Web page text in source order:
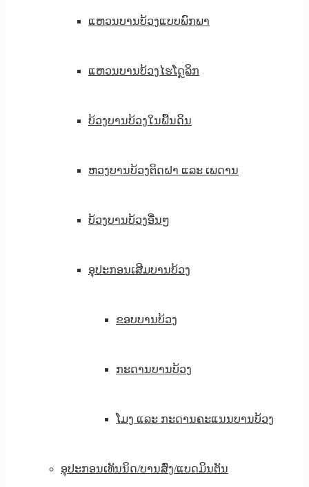
ແຫວນບານບ້ວງແບບພົກພາ
ແຫວນບານບ້ວງໄຮໂດຼລິກ
ບ້ວງບານບ້ວງໃນພື້ນດິນ
ຫວງບານບ້ວງຕິດຝາ ແລະ ເພດານ
ບ້ວງບານບ້ວງອື່ນໆ
ອຸປະກອນເສີມບານບ້ວງ
ຂອບບານບ້ວງ
ກະດານບານບ້ວງ
ໂມງ ແລະ ກະດານຄະແນນບານບ້ວງ
ອຸປະກອນເທັນນິດ/ບານສົ່ງ/ແບດມິນຕັນ